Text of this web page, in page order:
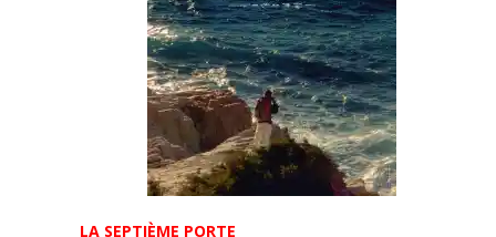
LA SEPTIÈME PORTE